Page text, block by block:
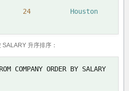
24
Houston
升序排序：
COMPANY ORDER BY SALARY